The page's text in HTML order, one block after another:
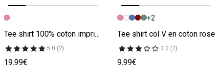
Image précédente
Image suivante
Tee shirt 100% coton imprimé fleurs au dos rose
5.0 (2)
19.99€
Image précédente
Image suivante
+2
Tee shirt col V en coton rose
3.0 (2)
9.99€